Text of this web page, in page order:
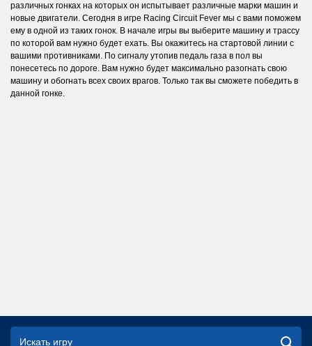
различных гонках на которых он испытывает различные марки машин и
новые двигатели. Сегодня в игре Racing Circuit Fever мы с вами поможем
ему в одной из таких гонок. В начале игры вы выберите машину и трассу
по которой вам нужно будет ехать. Вы окажитесь на стартовой линии с
вашими противниками. По сигналу утопив педаль газа в пол вы
понесетесь по дороге. Вам нужно будет максимально разогнать свою
машину и обогнать всех своих врагов. Только так вы сможете победить в
данной гонке.